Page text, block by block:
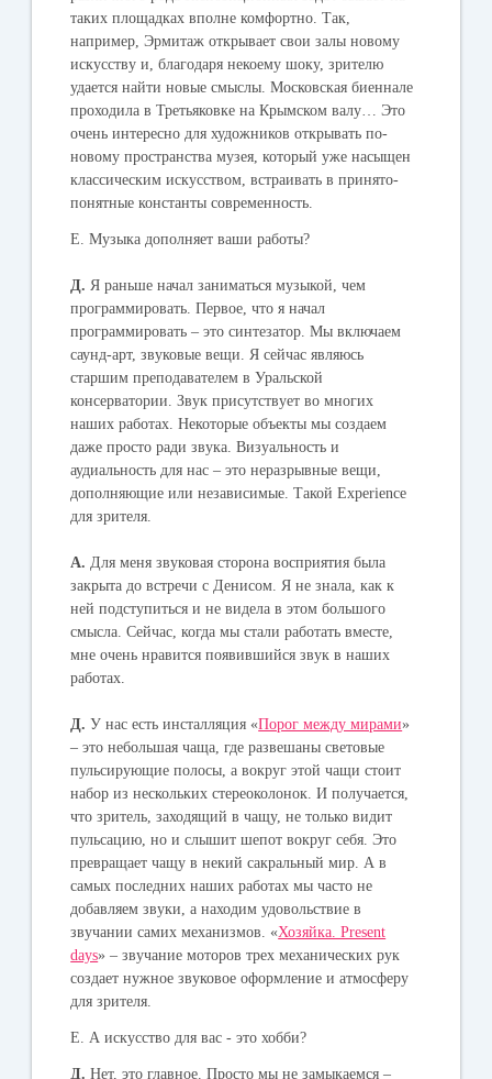
таких площадках вполне комфортно. Так,
например, Эрмитаж открывает свои залы новому
искусству и, благодаря некоему шоку, зрителю
удается найти новые смыслы. Московская биеннале
проходила в Третьяковке на Крымском валу… Это
очень интересно для художников открывать по-
новому пространства музея, который уже насыщен
классическим искусством, встраивать в принято-
понятные константы современность.
Е. Музыка дополняет ваши работы?
Д. Я раньше начал заниматься музыкой, чем
программировать. Первое, что я начал
программировать – это синтезатор. Мы включаем
саунд-арт, звуковые вещи. Я сейчас являюсь
старшим преподавателем в Уральской
консерватории. Звук присутствует во многих
наших работах. Некоторые объекты мы создаем
даже просто ради звука. Визуальность и
аудиальность для нас – это неразрывные вещи,
дополняющие или независимые. Такой Experience
для зрителя.
А. Для меня звуковая сторона восприятия была
закрыта до встречи с Денисом. Я не знала, как к
ней подступиться и не видела в этом большого
смысла. Сейчас, когда мы стали работать вместе,
мне очень нравится появившийся звук в наших
работах.
Д. У нас есть инсталляция «Порог между мирами»
– это небольшая чаща, где развешаны световые
пульсирующие полосы, а вокруг этой чащи стоит
набор из нескольких стереоколонок. И получается,
что зритель, заходящий в чащу, не только видит
пульсацию, но и слышит шепот вокруг себя. Это
превращает чащу в некий сакральный мир. А в
самых последних наших работах мы часто не
добавляем звуки, а находим удовольствие в
звучании самих механизмов. «Хозяйка. Present
days» – звучание моторов трех механических рук
создает нужное звуковое оформление и атмосферу
для зрителя.
Е. А искусство для вас - это хобби?
Д. Нет, это главное. Просто мы не замыкаемся –